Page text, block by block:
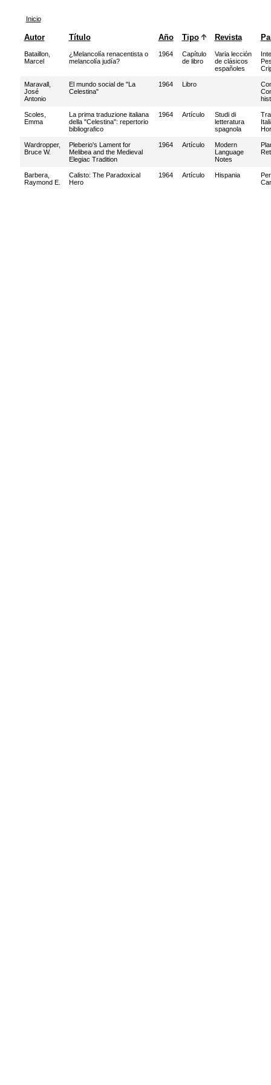
Inicio
Autor Título Año Tipo Revista
Bataillon,
Marcel
¿Melancolía renacentista o
melancolía judía?
1964
Capítulo
de libro
Varia lección
de clásicos
españoles
Maravall,
José
Antonio
El mundo social de "La
Celestina"
1964 Libro
Scoles,
Emma
La prima traduzione italiana
della "Celestina": repertorio
bibliografico
1964 Artículo
Studi di
letteratura
spagnola
Wardropper,
Bruce W.
Pleberio's Lament for
Melibea and the Medieval
Elegiac Tradition
1964 Artículo
Modern
Language
Notes
Barbera,
Raymond E.
Calisto: The Paradoxical
Hero
1964 Artículo Hispania